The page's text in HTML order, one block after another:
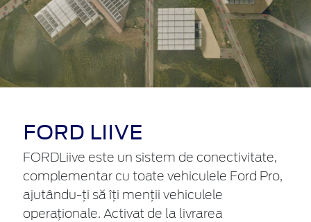
FORD LIIVE
FORDLiive este un sistem de conectivitate,
complementar cu toate vehiculele Ford Pro,
ajutându-ți să îți menții vehiculele
operaționale. Activat de la livrarea